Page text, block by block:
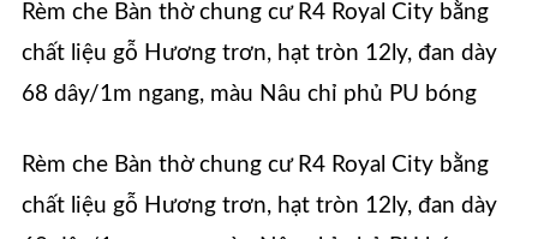
Rèm che Bàn thờ chung cư R4 Royal City bằng
chất liệu gỗ Hương trơn, hạt tròn 12ly, đan dày
68 dây/1m ngang, màu Nâu chỉ phủ PU bóng
Rèm che Bàn thờ chung cư R4 Royal City bằng
chất liệu gỗ Hương trơn, hạt tròn 12ly, đan dày